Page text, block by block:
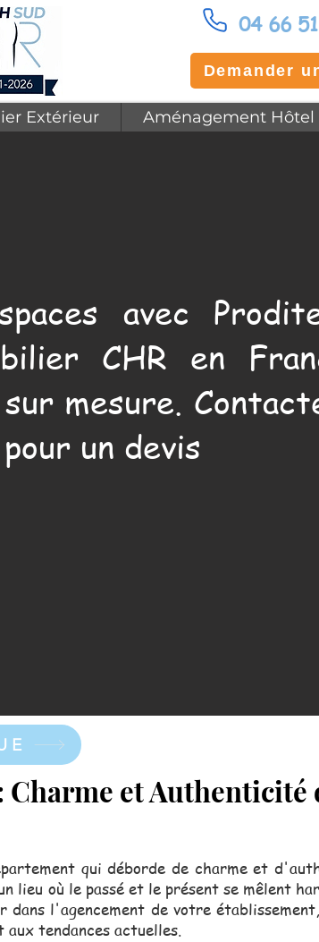
04 66
Demander
Extérieur Aménagement Hôtel
avec
CHR en
mesure.
un devis
Charme et Authenticité
qui déborde de charme et
où le passé et le présent se mêlent
l'agencement de votre
tendances actuelles.